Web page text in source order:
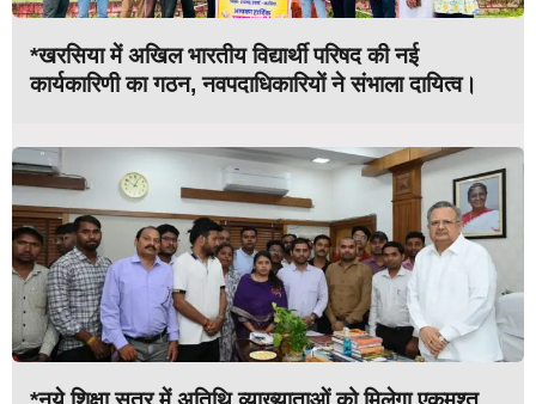
*खरसिया में अखिल भारतीय विद्यार्थी परिषद की नई
कार्यकारिणी का गठन, नवपदाधिकारियों ने संभाला दायित्व।